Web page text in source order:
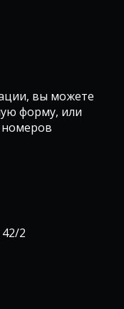
вы можете
форму, или
2